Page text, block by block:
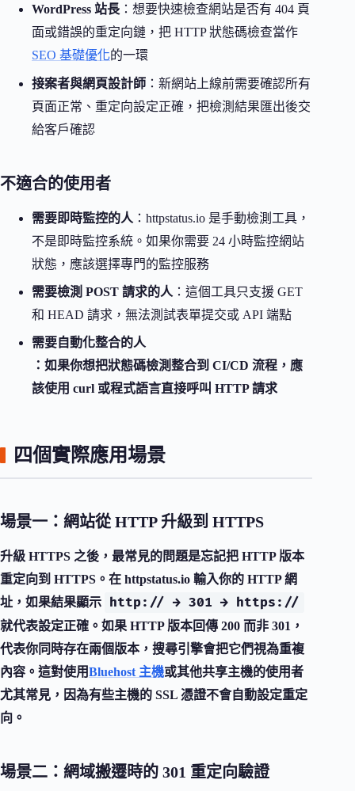
WordPress 站長 ：想要快速檢查網站是否有 404 頁
面或錯誤的重定向鏈，把 HTTP 狀態碼檢查當作
SEO 基礎優化的一環
接案者與網頁設計師 ：新網站上線前需要確認所有
頁面正常、重定向設定正確，把檢測結果匯出後交
給客戶確認
不適合的使用者
需要即時監控的人 ：httpstatus.io 是手動檢測工具，
不是即時監控系統。如果你需要 24 小時監控網站
狀態，應該選擇專門的監控服務
需要檢測 POST 請求的人 ：這個工具只支援 GET
和 HEAD 請求，無法測試表單提交或 API 端點
需要自動化整合的人
：如果你想把狀態碼檢測整合到 CI/CD 流程，應
該使用 curl 或程式語言直接呼叫 HTTP 請求
四個實際應用場景
場景一：網站從 HTTP 升級到 HTTPS
升級 HTTPS 之後，最常見的問題是忘記把 HTTP 版本
重定向到 HTTPS。在 httpstatus.io 輸入你的 HTTP 網
址，如果結果顯示
http:// → 301 → https://
就代表設定正確。如果 HTTP 版本回傳 200 而非 301，
代表你同時存在兩個版本，搜尋引擎會把它們視為重複
內容。這對使用Bluehost 主機或其他共享主機的使用者
尤其常見，因為有些主機的 SSL 憑證不會自動設定重定
向。
場景二：網域搬遷時的 301 重定向驗證